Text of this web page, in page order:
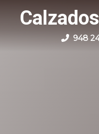
948